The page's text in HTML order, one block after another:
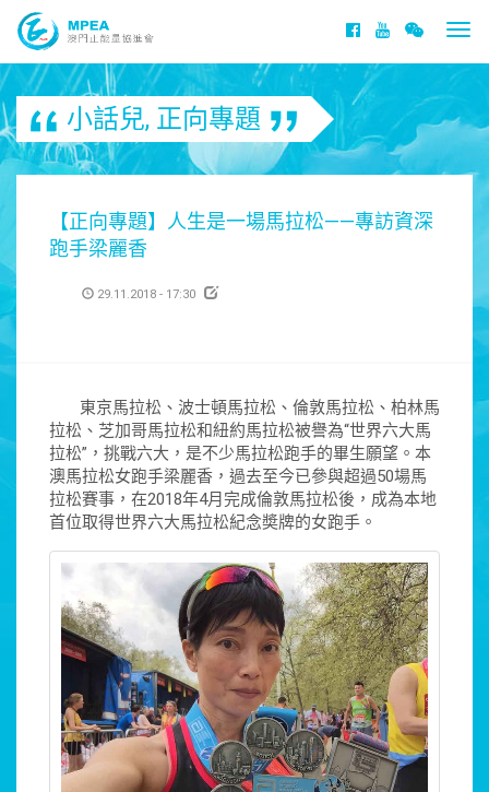
小話兒, 正向專題
【正向專題】人生是一場馬拉松——專訪資深
跑手梁麗香
29.11.2018 - 17:30
東京馬拉松、波士頓馬拉松、倫敦馬拉松、柏林馬
拉松、芝加哥馬拉松和紐約馬拉松被譽為“世界六大馬
拉松”，挑戰六大，是不少馬拉松跑手的畢生願望。本
澳馬拉松女跑手梁麗香，過去至今已參與超過50場馬
拉松賽事，在2018年4月完成倫敦馬拉松後，成為本地
首位取得世界六大馬拉松紀念奬牌的女跑手。